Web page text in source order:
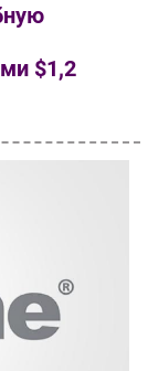
$1,2